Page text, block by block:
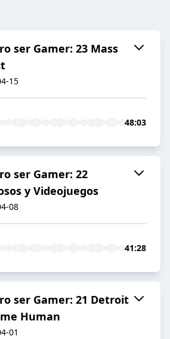
ser Gamer: 23 Mass
15
48:03
ser Gamer: 22
y Videojuegos
08
41:28
ser Gamer: 21 Detroit
Human
01